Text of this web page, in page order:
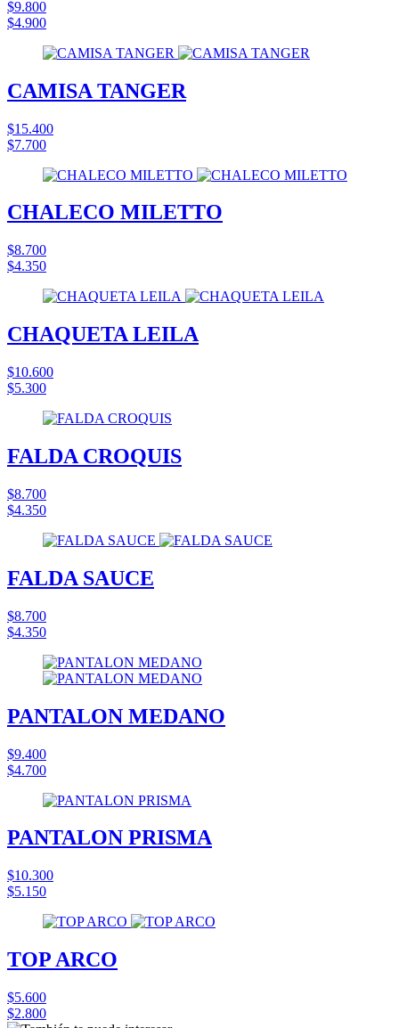
$9.800
$4.900
CAMISA TANGER
$15.400
$7.700
CHALECO MILETTO
$8.700
$4.350
CHAQUETA LEILA
$10.600
$5.300
FALDA CROQUIS
$8.700
$4.350
FALDA SAUCE
$8.700
$4.350
PANTALON MEDANO
$9.400
$4.700
PANTALON PRISMA
$10.300
$5.150
TOP ARCO
$5.600
$2.800